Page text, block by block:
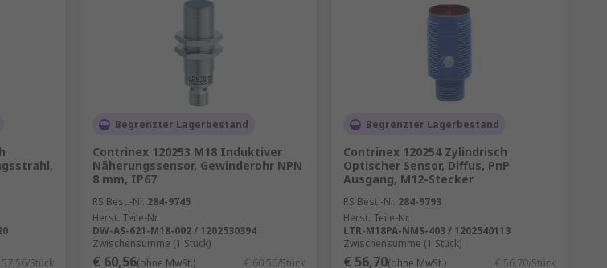
Stück
Begrenzter Lagerbestand
Contrinex 120253 M18 Induktiver
Näherungssensor, Gewinderohr NPN
8 mm, IP67
RS Best.-Nr. 284-9745
Herst. Teile-Nr.
DW-AS-621-M18-002 / 1202530394
Zwischensumme (1 Stück)
€ 60,56(ohne MwSt.) € 60,56/Stück
Begrenzter Lagerbestand
Contrinex 120254 Zylindrisch
Optischer Sensor, Diffus, PnP
Ausgang, M12-Stecker
RS Best.-Nr. 284-9793
Herst. Teile-Nr.
LTR-M18PA-NMS-403 / 1202540113
Zwischensumme (1 Stück)
€ 56,70(ohne MwSt.) € 56,70/Stück